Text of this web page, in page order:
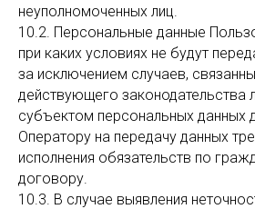
неуполномоченных лиц.
10.2. Персональные данные
при каких условиях не будут
за исключением случаев,
действующего законодательства
субъектом персональных данных
Оператору на передачу данных
исполнения обязательств по
договору.
10.3. В случае выявления